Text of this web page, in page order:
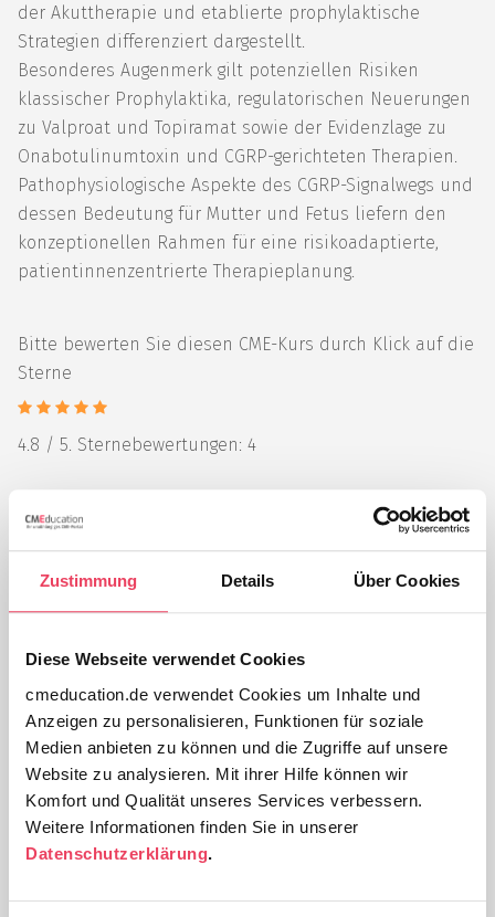
Zustimmung Details Über Cookies
Diese Webseite verwendet Cookies
cmeducation.de verwendet Cookies um Inhalte und
Anzeigen zu personalisieren, Funktionen für soziale
Medien anbieten zu können und die Zugriffe auf unsere
Website zu analysieren. Mit ihrer Hilfe können wir
Komfort und Qualität unseres Services verbessern.
Weitere Informationen finden Sie in unserer
Datenschutzerklärung.
der Akuttherapie und etablierte prophylaktische
Strategien differenziert dargestellt.
Besonderes Augenmerk gilt potenziellen Risiken
klassischer Prophylaktika, regulatorischen Neuerungen
zu Valproat und Topiramat sowie der Evidenzlage zu
Onabotulinumtoxin und CGRP-gerichteten Therapien.
Pathophysiologische Aspekte des CGRP-Signalwegs und
dessen Bedeutung für Mutter und Fetus liefern den
konzeptionellen Rahmen für eine risikoadaptierte,
patientinnenzentrierte Therapieplanung.
Bitte bewerten Sie diesen CME-Kurs durch Klick auf die
Sterne
4.8 / 5. Sternebewertungen: 4
Diesen Beitrag teilen
Folgen Sie uns auf Instagram
Kurs von der TEVA GmbH mit einem Betrag von 16.490,00 € gefördert.
VNR:2761102026018550001
Gültig bis:12. April 2027
CME-Punkte:
3
Fortbildungsart: Videokurs
Fortbildungskategorie:D